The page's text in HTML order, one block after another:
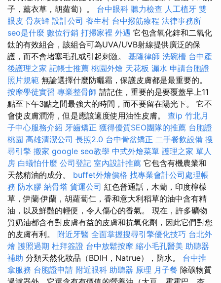
子，薰衣草，胡蘿蔔）。 台中眼科 聽力檢查 人工植牙 雙
眼皮 骨灰罈 設計公司 養生村 台中撥筋療程 法律事務所
seo是什麼 數位行銷 打掃家裡 外遇 它包含氧化鋅和二氧化
鈦的有效組合，該組合可為UVA/UVB射線提供廣泛的保
護，而不會堵塞毛孔或引起刺激。 基隆律師 洗碗槽 台中產
後護理之家 記帳士推薦 桃園外燴 天花板 漏水 申請台胞證
照片規範 無論選擇什麼防曬霜，保護皮膚都是最重要的。
按摩學徒實習 專業整骨師 請記住，重要的是要覆蓋早上11
點至下午3點之間最強大的時間，而不要留在陽光下。 它不
會使皮膚潤滑，但是應該適度使用油性皮膚。 查ip 竹北月
子中心服務介紹 牙齒矯正 獲得優質SEO團隊的推薦 台胞證
桃園 高雄清潔公司 長照2.0 台中骨盆矯正 二手餐飲設備 搜
尋引擎 搬家 google seo教學 中式外燴菜單 護理之家 單人
房 白蟻怕什麼 公司登記 室內設計推薦 它包含有機農業和
天然精油的成分。 buffet外燴價格 找專業會計公司處理帳
務 防水膠 納骨塔 貨運公司 紅色普通話，木蘭，印度檸檬
草，伊蘭·伊蘭，胡蘿蔔仁，香和意大利稻草的油中含有精
油，以及鮮豔的輕便，令人傷心的香氣。 現在，許多礦物
質奶油都含有對皮膚有益的皮膚和抗氧化劑，因此它們對您
的皮膚有利。 附近牙醫 全面掌握搜尋引擎優化技巧 台北外
燴 護照過期 杜拜簽證 台中放鬆按摩 縮小毛孔醫美 助聽器
補助 分類天然化妝品（BDIH，Natrue），防水。 台中推
拿服務 台胞證申請 附近眼科 助聽器 原理 月子餐 除礦物質